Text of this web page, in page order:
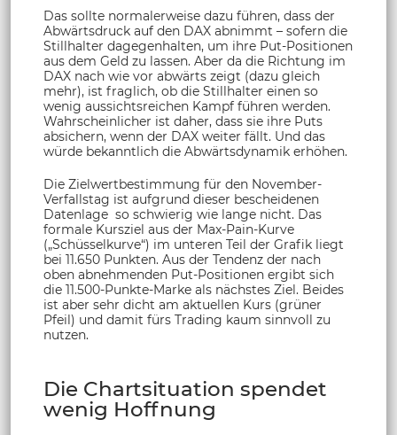
Das sollte normalerweise dazu führen, dass der
Abwärtsdruck auf den DAX abnimmt – sofern die
Stillhalter dagegenhalten, um ihre Put-Positionen
aus dem Geld zu lassen. Aber da die Richtung im
DAX nach wie vor abwärts zeigt (dazu gleich
mehr), ist fraglich, ob die Stillhalter einen so
wenig aussichtsreichen Kampf führen werden.
Wahrscheinlicher ist daher, dass sie ihre Puts
absichern, wenn der DAX weiter fällt. Und das
würde bekanntlich die Abwärtsdynamik erhöhen.
Die Zielwertbestimmung für den November-
Verfallstag ist aufgrund dieser bescheidenen
Datenlage so schwierig wie lange nicht. Das
formale Kursziel aus der Max-Pain-Kurve
(„Schüsselkurve“) im unteren Teil der Grafik liegt
bei 11.650 Punkten. Aus der Tendenz der nach
oben abnehmenden Put-Positionen ergibt sich
die 11.500-Punkte-Marke als nächstes Ziel. Beides
ist aber sehr dicht am aktuellen Kurs (grüner
Pfeil) und damit fürs Trading kaum sinnvoll zu
nutzen.
Die Chartsituation spendet
wenig Hoffnung